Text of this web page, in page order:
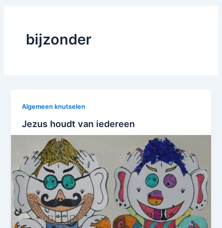
bijzonder
Algemeen knutselen
Jezus houdt van iedereen